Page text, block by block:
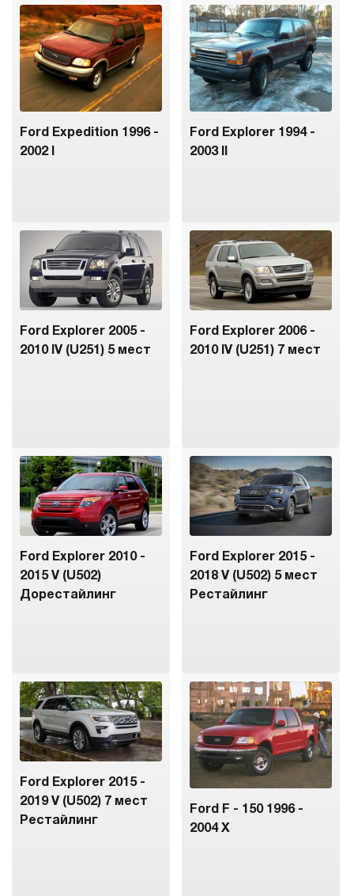
Ford Expedition 1996 -
2002 I
Ford Explorer 1994 -
2003 II
Ford Explorer 2005 -
2010 IV (U251) 5 мест
Ford Explorer 2006 -
2010 IV (U251) 7 мест
Ford Explorer 2010 -
2015 V (U502)
Дорестайлинг
Ford Explorer 2015 -
2018 V (U502) 5 мест
Рестайлинг
Ford Explorer 2015 -
2019 V (U502) 7 мест
Рестайлинг
Ford F - 150 1996 -
2004 X